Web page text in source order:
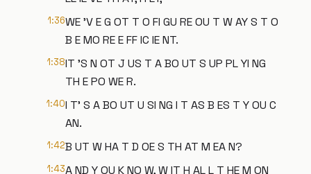
1:36WE 'V E G OT T O FI GU RE OU T W AY S T O
B E MO RE E FF IC IE NT.
1:38IT 'S N OT J US T A BO UT S UP PL YI NG
TH E PO WE R.
1:40I T' S A BO UT U SI NG I T AS B ES T Y OU C
AN.
1:42B UT W HA T D OE S TH AT M EA N?
1:43A ND Y OU K NO W, W IT H AL L T HE M ON